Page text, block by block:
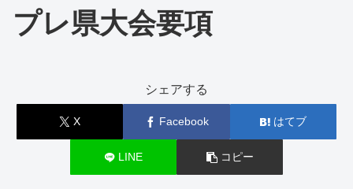
プレ県大会要項
シェアする
X Facebook はてブ
LINE コピー